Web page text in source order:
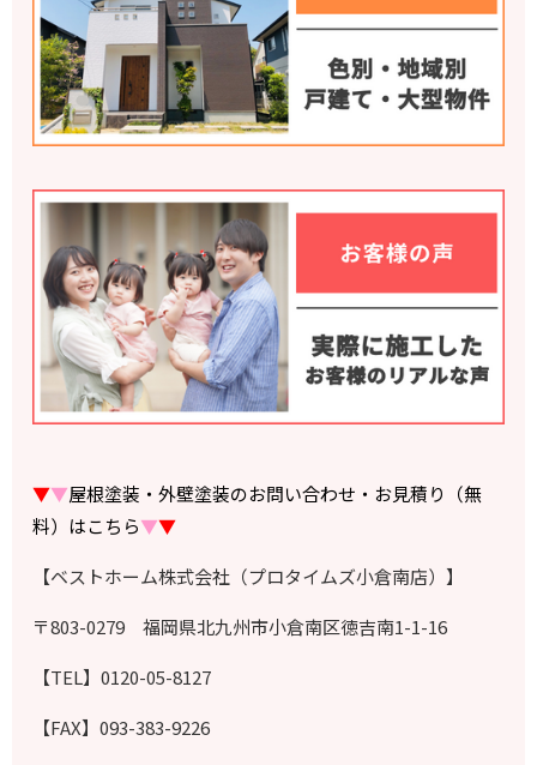
▼▼屋根塗装・外壁塗装のお問い合わせ・お見積り（無
料）はこちら▼▼
【ベストホーム株式会社（プロタイムズ小倉南店）】
〒803-0279 福岡県北九州市小倉南区徳吉南1-1-16
【TEL】0120-05-8127
【FAX】093-383-9226